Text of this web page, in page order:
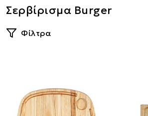
Σερβίρισμα Burger
Φίλτρα